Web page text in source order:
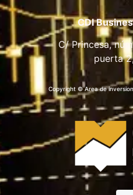
CDI
C/ Princesa,
puerta
Copyright © Area de